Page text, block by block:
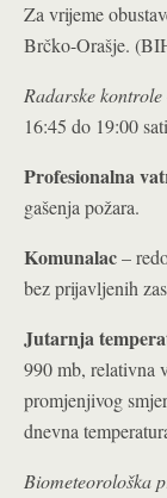
Za vrijeme
Brčko-Orašje.
Radarske kontrole
16:45 do 19:00
Profesionalna
gašenja požara.
Komunalac–
bez prijavljenih
Jutarnja
990 mb, relativna
promjenjivog
dnevna
Biometeorološka